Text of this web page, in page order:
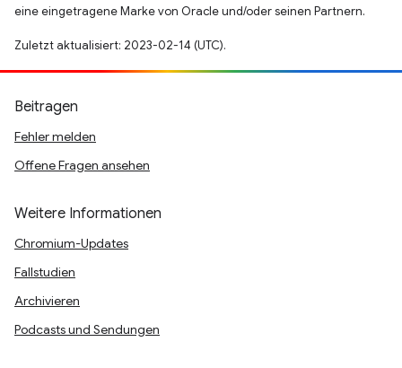
eine eingetragene Marke von Oracle und/oder seinen Partnern.
Zuletzt aktualisiert: 2023-02-14 (UTC).
Beitragen
Fehler melden
Offene Fragen ansehen
Weitere Informationen
Chromium-Updates
Fallstudien
Archivieren
Podcasts und Sendungen